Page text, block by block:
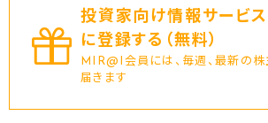
投資家向け情報サービ
に登録する（無料）
MIR@I会員には、毎週、最新の
届きます